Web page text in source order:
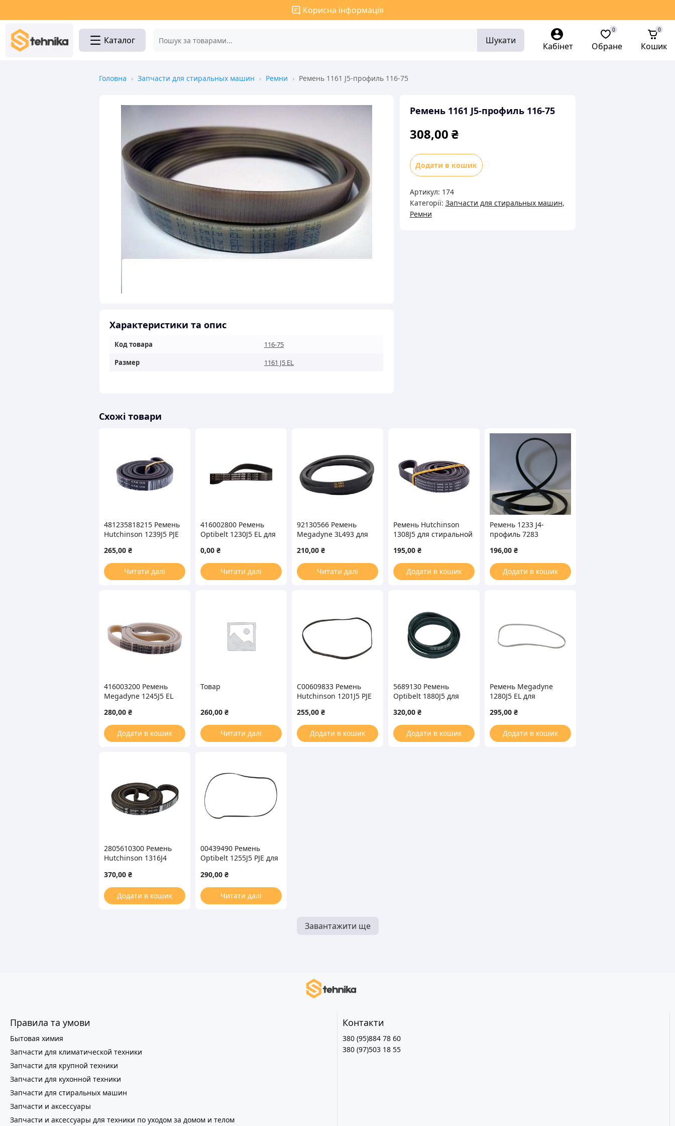
Корисна інформація
Каталог Шукати
Кабінет Обране
0
Кошик
0
Головна › Запчасти для стиральных машин › Ремни › Ремень 1161 J5-профиль 116-75
Характеристики та опис
Код товара
116-75
Размер
1161 J5 EL
Ремень 1161 J5-профиль 116-75
308,00 ₴
Ремень
1161
профиль
116-
Додати в кошик
Артикул: 174
Категорії: Запчасти для стиральных машин,
Ремни
Схожі товари
481235818215 Ремень
Hutchinson 1239J5 PJE
машины
265,00 ₴
Читати далі
416002800 Ремень
Optibelt 1230J5 EL для
0,00 ₴
Читати далі
92130566 Ремень
Megadyne 3L493 для
210,00 ₴
Читати далі
Ремень Hutchinson
1308J5 для стиральной
195,00 ₴
Додати в кошик
Ремень 1233 J4-
профиль 7283
196,00 ₴
Додати в кошик
416003200 Ремень
Megadyne 1245J5 EL
машины
280,00 ₴
Додати в кошик
Товар
260,00 ₴
Читати далі
C00609833 Ремень
Hutchinson 1201J5 PJE
машины
255,00 ₴
Додати в кошик
5689130 Ремень
Optibelt 1880J5 для
320,00 ₴
Додати в кошик
Ремень Megadyne
1280J5 EL для
295,00 ₴
Додати в кошик
2805610300 Ремень
Hutchinson 1316J4
машины
370,00 ₴
Додати в кошик
00439490 Ремень
Optibelt 1255J5 PJE для
290,00 ₴
Читати далі
Завантажити ще
Правила та умови
Бытовая химия
Запчасти для климатической техники
Запчасти для крупной техники
Запчасти для кухонной техники
Запчасти для стиральных машин
Запчасти и аксессуары
Запчасти и аксессуары для техники по уходом за домом и телом
Контакти
380 (95)884 78 60
380 (97)503 18 55